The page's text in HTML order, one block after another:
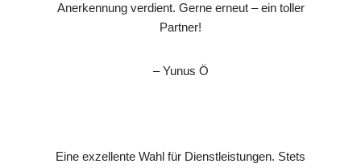
Anerkennung verdient. Gerne erneut – ein toller
Partner!
– Yunus Ö
Eine exzellente Wahl für Dienstleistungen. Stets